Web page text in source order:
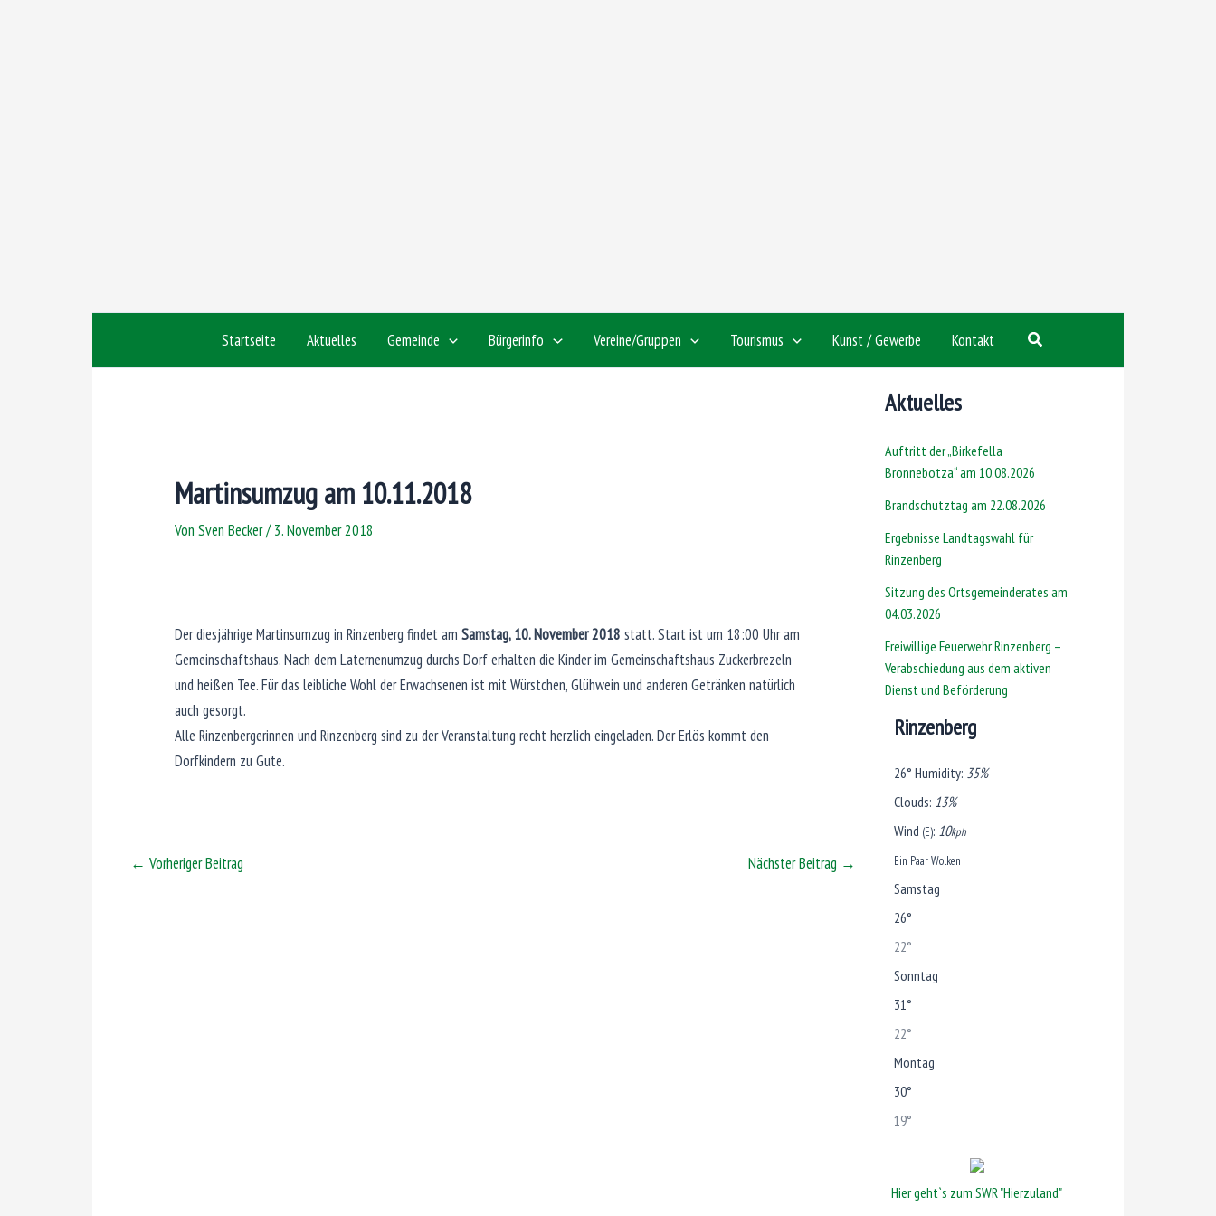
Startseite Aktuelles Gemeinde Bürgerinfo Vereine/Gruppen Tourismus Kunst / Gewerbe Kontakt Suchen
Martinsumzug am 10.11.2018
Von Sven Becker/3. November 2018
Der diesjährige Martinsumzug in Rinzenberg findet am Samstag, 10. November 2018 statt. Start ist um 18:00 Uhr am
Gemeinschaftshaus. Nach dem Laternenumzug durchs Dorf erhalten die Kinder im Gemeinschaftshaus Zuckerbrezeln
und heißen Tee. Für das leibliche Wohl der Erwachsenen ist mit Würstchen, Glühwein und anderen Getränken natürlich
auch gesorgt.
Alle Rinzenbergerinnen und Rinzenberg sind zu der Veranstaltung recht herzlich eingeladen. Der Erlös kommt den
Dorfkindern zu Gute.
← Vorheriger Beitrag Nächster Beitrag →
Aktuelles
Auftritt der „Birkefella
Bronnebotza“ am 10.08.2026
Brandschutztag am 22.08.2026
Ergebnisse Landtagswahl für
Rinzenberg
Sitzung des Ortsgemeinderates am
04.03.2026
Freiwillige Feuerwehr Rinzenberg –
Verabschiedung aus dem aktiven
Dienst und Beförderung
Rinzenberg
26° Humidity: 35%
Clouds: 13%
Wind (E): 10kph
Ein Paar Wolken
Samstag
26°
22°
Sonntag
31°
22°
Montag
30°
19°
Hier geht`s zum SWR "Hierzuland"